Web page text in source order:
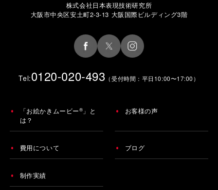
株式会社日本表現技術研究所
大阪市中央区安土町2-3-13 大阪国際ビルディング3階
Tel:0120-020-493 （受付時間：平日10:00〜17:00）
「お絵かきムービー® 」と
は？
お客様の声
費用について ブログ
制作実績